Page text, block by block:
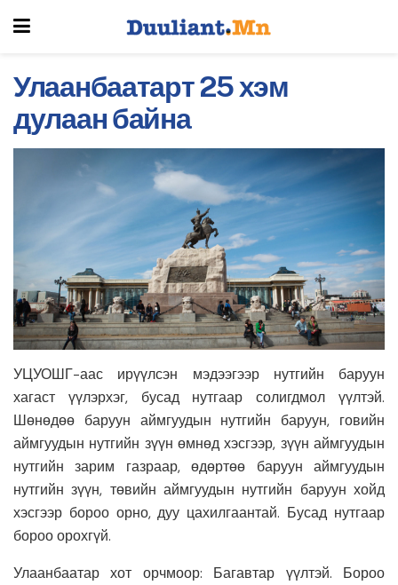
Улаанбаатарт 25 хэм
дулаан байна
УЦУОШГ-аас ирүүлсэн мэдээгээр нутгийн баруун
хагаст үүлэрхэг, бусад нутгаар солигдмол үүлтэй.
Шөнөдөө баруун аймгуудын нутгийн баруун, говийн
аймгуудын нутгийн зүүн өмнөд хэсгээр, зүүн аймгуудын
нутгийн зарим газраар, өдөртөө баруун аймгуудын
нутгийн зүүн, төвийн аймгуудын нутгийн баруун хойд
хэсгээр бороо орно, дуу цахилгаантай. Бусад нутгаар
бороо орохгүй.
Улаанбаатар хот орчмоор: Багавтар үүлтэй. Бороо